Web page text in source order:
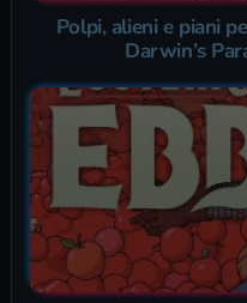
Polpi, alieni e piani
Darwin’s